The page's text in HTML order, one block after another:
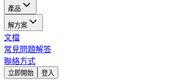
產品
解方案
文檔
常見問題解答
聯絡方式
立即開始 登入